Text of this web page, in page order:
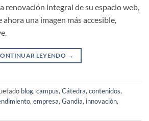
renovación integral de su espacio web,
una imagen más accesible,
LEYENDO →
blog, campus, Cátedra, contenidos,
, empresa, Gandia, innovación,